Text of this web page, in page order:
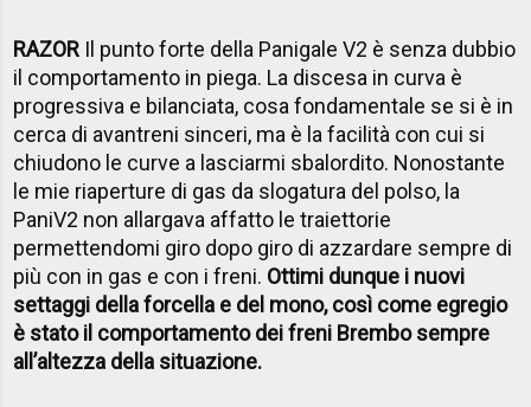
RAZOR Il punto forte della Panigale V2 è senza dubbio
il comportamento in piega. La discesa in curva è
progressiva e bilanciata, cosa fondamentale se si è in
cerca di avantreni sinceri, ma è la facilità con cui si
chiudono le curve a lasciarmi sbalordito. Nonostante
le mie riaperture di gas da slogatura del polso, la
PaniV2 non allargava affatto le traiettorie
permettendomi giro dopo giro di azzardare sempre di
più con in gas e con i freni. Ottimi dunque i nuovi
settaggi della forcella e del mono, così come egregio
è stato il comportamento dei freni Brembo sempre
all’altezza della situazione.